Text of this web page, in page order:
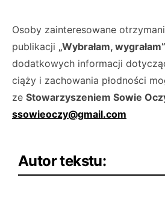
Osoby zainteresowane
publikacji „Wybrałam, wygrałam”
dodatkowych informacji
ciąży i zachowania płodności
ze Stowarzyszeniem Sowie
ssowieoczy@gmail.com
Autor tekstu: